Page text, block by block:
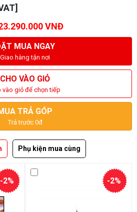
VNĐ
MUA NGAY
Giao hàng tận nơi
CHO VÀO GIỎ
vào giỏ để chọn tiếp
TRẢ GÓP
Trả trước 0đ
Phụ kiện mua cùng
-2% -2%